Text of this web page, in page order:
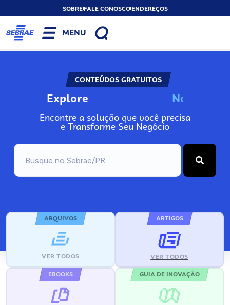
SOBREFALE CONOSCOENDEREÇOS
MENU
CONTEÚDOS GRATUITOS
Explore N
Encontre a solução que você precisa
e Transforme Seu Negócio
ARQUIVOS
VER TODOS
ARTIGOS
VER TODOS
EBOOKS GUIA DE INOVAÇÃO